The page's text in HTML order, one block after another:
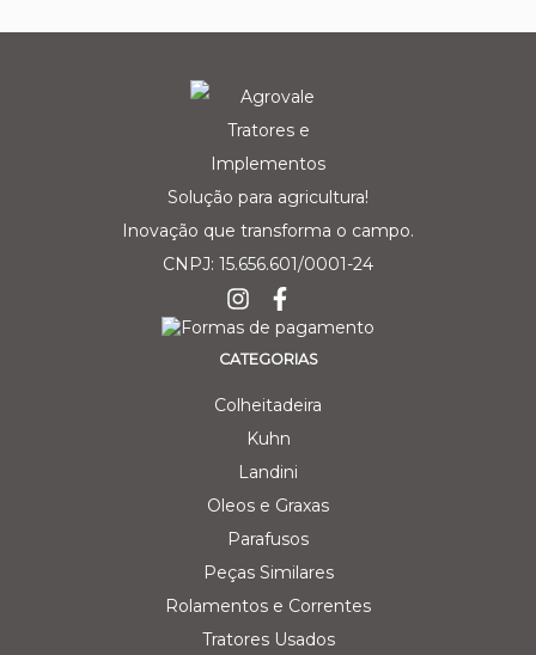
Solução para agricultura!
Inovação que transforma o campo.
CNPJ: 15.656.601/0001-24
CATEGORIAS
Colheitadeira
Kuhn
Landini
Oleos e Graxas
Parafusos
Peças Similares
Rolamentos e Correntes
Tratores Usados